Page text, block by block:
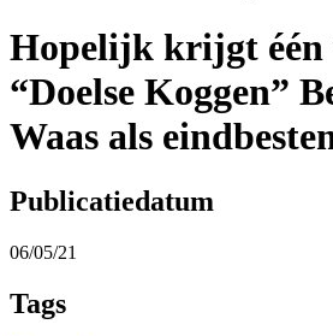
Hopelijk krijgt één
“Doelse Koggen”
Waas als
Publicatiedatum
06/05/21
Tags